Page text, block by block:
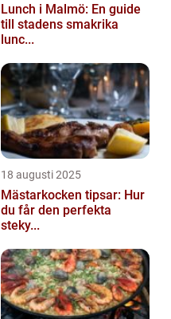
Lunch i Malmö: En guide
till stadens smakrika
lunc...
18 augusti 2025
Mästarkocken tipsar: Hur
du får den perfekta
steky...